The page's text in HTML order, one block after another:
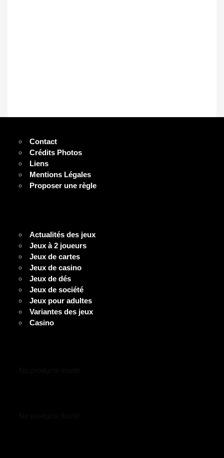
Contact
Crédits Photos
Liens
Mentions Légales
Proposer une règle
Actualités des jeux
Jeux à 2 joueurs
Jeux de cartes
Jeux de casino
Jeux de dés
Jeux de société
Jeux pour adultes
Variantes des jeux
Casino